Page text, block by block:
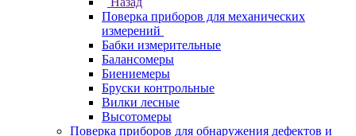
Поверка приборов для механических
измерений
Бабки измерительные
Балансомеры
Биениемеры
Бруски контрольные
Вилки лесные
Высотомеры
Поверка приборов для обнаружения дефектов и